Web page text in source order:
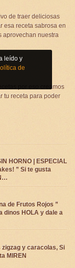
de traer deliciosas
esa receta sabrosa en
aprovechan nuestra
por eso creamos
tu receta para poder
HORNO | ESPECIAL
” Si te gusta
de Frutos Rojos ”
dinos HOLA y dale a
y caracolas, Si
MIREN
leído y
de